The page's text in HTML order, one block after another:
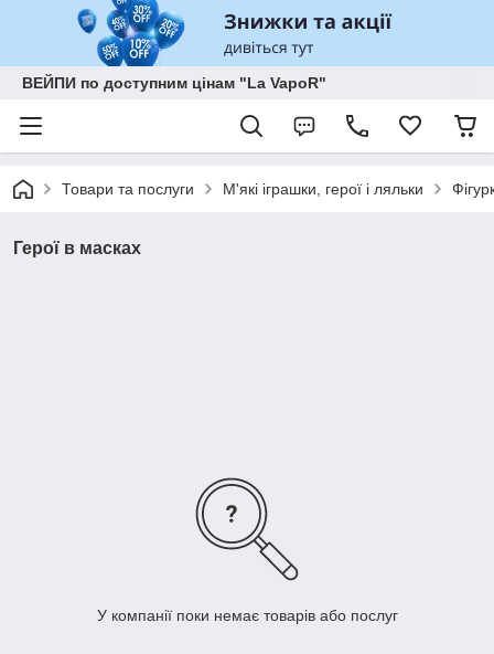
ВЕЙПИ по доступним цінам "La VapoR"
Товари та послуги М'які іграшки, герої і ляльки
Герої в масках
У компанії поки немає товарів або послуг